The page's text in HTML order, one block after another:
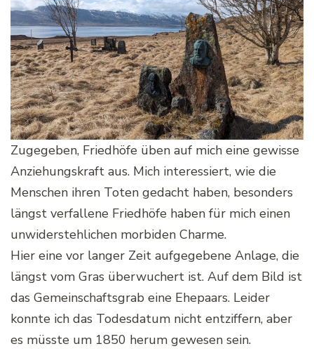
Zugegeben, Friedhöfe üben auf mich eine gewisse
Anziehungskraft aus. Mich interessiert, wie die
Menschen ihren Toten gedacht haben, besonders
längst verfallene Friedhöfe haben für mich einen
unwiderstehlichen morbiden Charme.
Hier eine vor langer Zeit aufgegebene Anlage, die
längst vom Gras überwuchert ist. Auf dem Bild ist
das Gemeinschaftsgrab eine Ehepaars. Leider
konnte ich das Todesdatum nicht entziffern, aber
es müsste um 1850 herum gewesen sein.